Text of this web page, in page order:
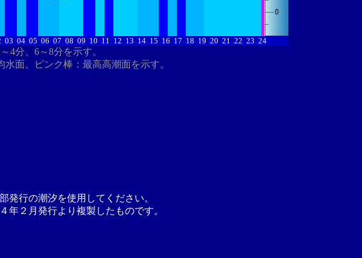
03 04 05 06 07 08 09 10 11 12 13 14 15 16 17 18 19 20 21 22 23 24
4分、6～8分を示す。
水面、ピンク棒：最高高潮面を示す。
発行の潮汐を使用してください。
年２月発行より複製したものです。